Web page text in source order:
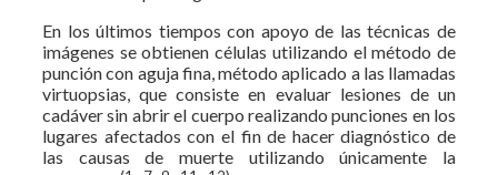
En los últimos tiempos con apoyo de las técnicas de
imágenes se obtienen células utilizando el método de
punción con aguja fina, método aplicado a las llamadas
virtuopsias, que consiste en evaluar lesiones de un
cadáver sin abrir el cuerpo realizando punciones en los
lugares afectados con el fin de hacer diagnóstico de
las causas de muerte utilizando únicamente la